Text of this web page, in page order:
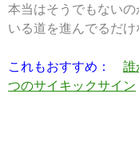
本当はそうでもない
いる道を進んでるだけ
これもおすすめ： 誰
つのサイキックサイン